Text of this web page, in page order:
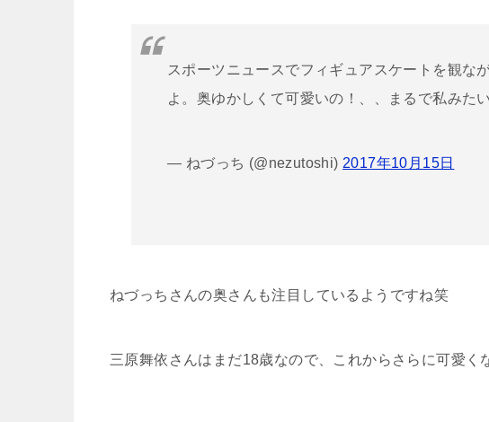
スポーツニュースでフィギュアスケートを観な
よ。奥ゆかしくて可愛いの！、、まるで私みた
— ねづっち (@nezutoshi) 2017年10月15日
ねづっちさんの奥さんも注目しているようですね笑
三原舞依さんはまだ18歳なので、これからさらに可愛く